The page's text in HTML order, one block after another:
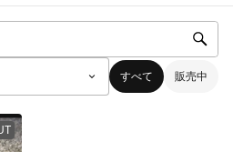
すべて 販売中